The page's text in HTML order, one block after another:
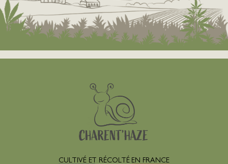
CULTIVÉ ET RÉCOLTÉ EN FRANCE